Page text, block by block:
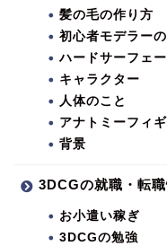
髪の毛の作り方
初心者モデラー
ハードサーフェ
キャラクター
人体のこと
アナトミーフィ
背景
3DCGの就職・転
お小遣い稼ぎ
3DCGの勉強